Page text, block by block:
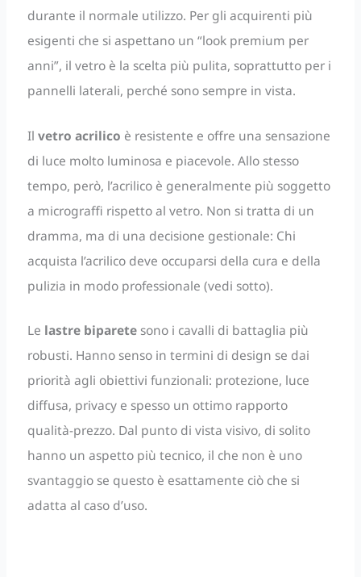
durante il normale utilizzo. Per gli acquirenti più
esigenti che si aspettano un “look premium per
anni”, il vetro è la scelta più pulita, soprattutto per i
pannelli laterali, perché sono sempre in vista.
Il vetro acrilico è resistente e offre una sensazione
di luce molto luminosa e piacevole. Allo stesso
tempo, però, l’acrilico è generalmente più soggetto
a micrograffi rispetto al vetro. Non si tratta di un
dramma, ma di una decisione gestionale: Chi
acquista l’acrilico deve occuparsi della cura e della
pulizia in modo professionale (vedi sotto).
Le lastre biparetesono i cavalli di battaglia più
robusti. Hanno senso in termini di design se dai
priorità agli obiettivi funzionali: protezione, luce
diffusa, privacy e spesso un ottimo rapporto
qualità-prezzo. Dal punto di vista visivo, di solito
hanno un aspetto più tecnico, il che non è uno
svantaggio se questo è esattamente ciò che si
adatta al caso d’uso.